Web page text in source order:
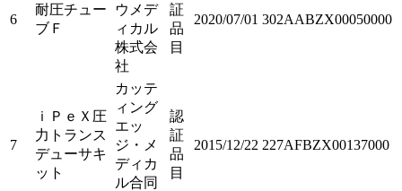
6
耐圧チュー
ブＦ
ウメデ
ィカル
株式会
社
証
品
目
2020/07/01 302AABZX00050000
7
ｉＰｅＸ圧
力トランス
デューサキ
ット
カッテ
ィング
エッ
ジ・メ
ディカ
ル合同
認
証
品
目
2015/12/22 227AFBZX00137000